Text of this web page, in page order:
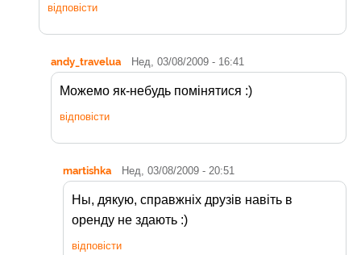
відповісти
andy_travelua Нед, 03/08/2009 - 16:41
Можемо як-небудь помінятися :)
відповісти
martishka Нед, 03/08/2009 - 20:51
Ны, дякую, справжніх друзів навіть в
оренду не здають :)
відповісти